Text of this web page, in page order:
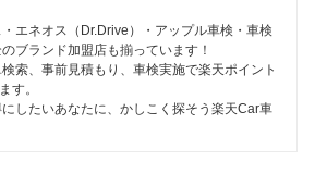
エネオス（Dr.Drive）・アップル車検・車検
ブランド加盟店も揃っています！
索、事前見積もり、車検実施で楽天ポイント
す。
したいあなたに、かしこく探そう楽天Car車